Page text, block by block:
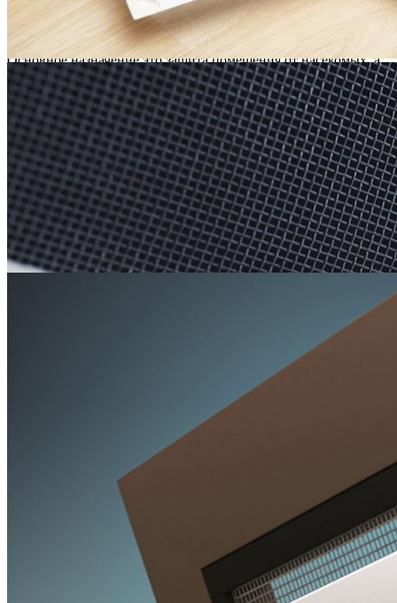
ОКОННЫЕ
Основное назначение это защита помещения от насекомых, а
так же являются надёжным препятствием для тополиного
пуха, пыли, дождя и снега при проветривании. Москитные
сетки устанавливаются на пластиковые, деревянные и
алюминиевые окна.
Цена
1750 -7%
1630₽
Подробнее Калькулятор